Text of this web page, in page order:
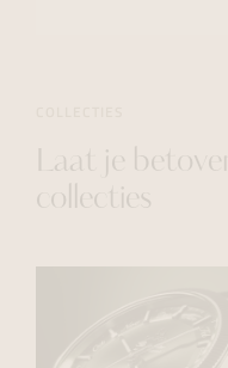
Laat je
collecties